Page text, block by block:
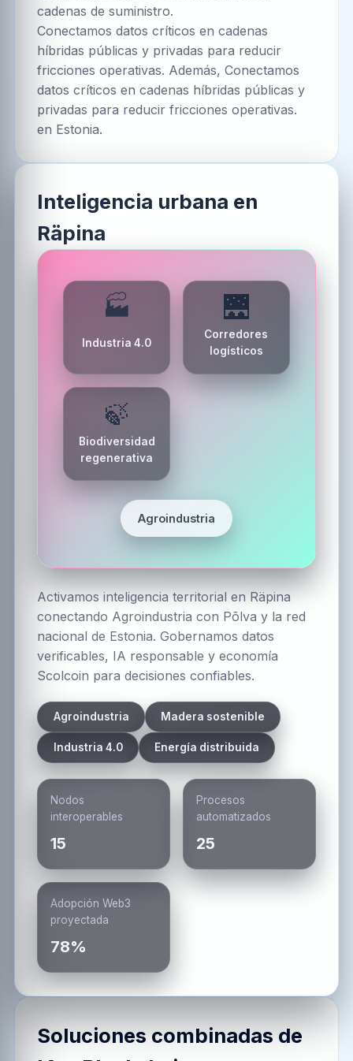
cadenas de suministro.
Conectamos datos críticos en cadenas
híbridas públicas y privadas para reducir
fricciones operativas. Además, Conectamos
datos críticos en cadenas híbridas públicas y
privadas para reducir fricciones operativas.
en Estonia.
Inteligencia urbana en
Räpina
🏭
Industria 4.0
🌉
Corredores
logísticos
🍃
Biodiversidad
regenerativa
Agroindustria
Activamos inteligencia territorial en Räpina
conectando Agroindustria con Põlva y la red
nacional de Estonia. Gobernamos datos
verificables, IA responsable y economía
Scolcoin para decisiones confiables.
Agroindustria Madera sostenible
Industria 4.0 Energía distribuida
Nodos
interoperables
15
Procesos
automatizados
25
Adopción Web3
proyectada
78%
Soluciones combinadas de